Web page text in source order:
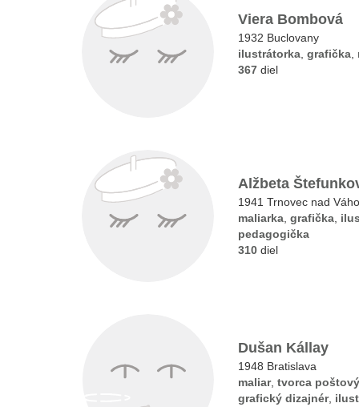
Viera Bombová
1932 Buclovany
ilustrátorka, grafička,
367 diel
Alžbeta
1941 Trnovec nad
maliarka, grafička,
pedagogička
310 diel
Dušan Kállay
1948 Bratislava
maliar, tvorca
grafický dizajnér,